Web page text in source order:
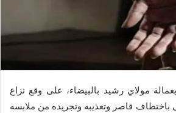
عاش حي المسيرة 3 بعمالة مولاي رشيد بالبيضاء، على وقع نزاع
باختطاف قاصر وتعذيبه وتجريده من ملابسه